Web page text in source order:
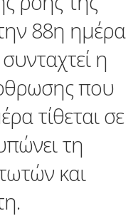
88η ημέρα
η
που
τίθεται σε
τη
και